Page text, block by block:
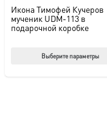
Икона Тимофей Кучеров
мученик UDM-113 в
подарочной коробке
Выберите параметры